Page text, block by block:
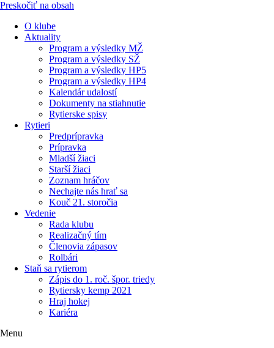
Preskočiť na obsah
O klube
Aktuality
Program a výsledky MŽ
Program a výsledky SŽ
Program a výsledky HP5
Program a výsledky HP4
Kalendár udalostí
Dokumenty na stiahnutie
Rytierske spisy
Rytieri
Predprípravka
Prípravka
Mladší žiaci
Starší žiaci
Zoznam hráčov
Nechajte nás hrať sa
Kouč 21. storočia
Vedenie
Rada klubu
Realizačný tím
Členovia zápasov
Rolbári
Staň sa rytierom
Zápis do 1. roč. špor. triedy
Rytiersky kemp 2021
Hraj hokej
Kariéra
Menu